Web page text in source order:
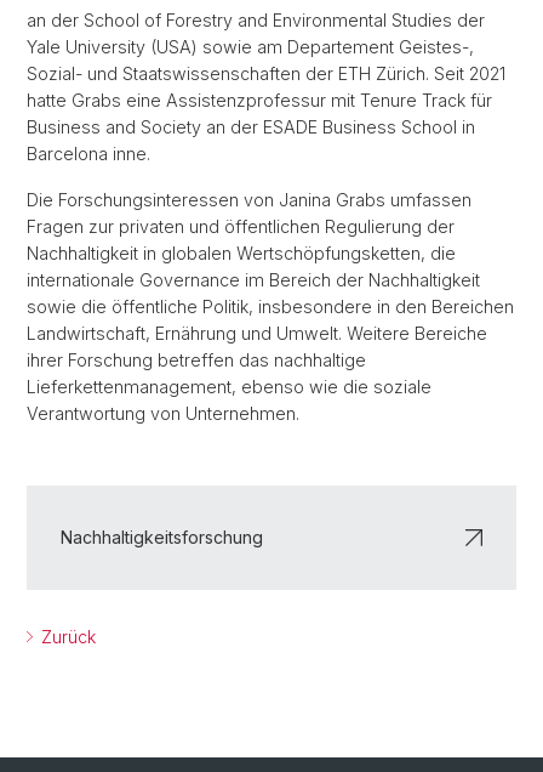
an der School of Forestry and Environmental Studies der
Yale University (USA) sowie am Departement Geistes-,
Sozial- und Staatswissenschaften der ETH Zürich. Seit 2021
hatte Grabs eine Assistenzprofessur mit Tenure Track für
Business and Society an der ESADE Business School in
Barcelona inne.
Die Forschungsinteressen von Janina Grabs umfassen
Fragen zur privaten und öffentlichen Regulierung der
Nachhaltigkeit in globalen Wertschöpfungsketten, die
internationale Governance im Bereich der Nachhaltigkeit
sowie die öffentliche Politik, insbesondere in den Bereichen
Landwirtschaft, Ernährung und Umwelt. Weitere Bereiche
ihrer Forschung betreffen das nachhaltige
Lieferkettenmanagement, ebenso wie die soziale
Verantwortung von Unternehmen.
Nachhaltigkeitsforschung
Zurück